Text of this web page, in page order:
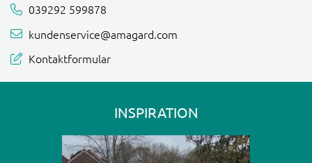
039292 599878
kundenservice@amagard.com
Kontaktformular
INSPIRATION